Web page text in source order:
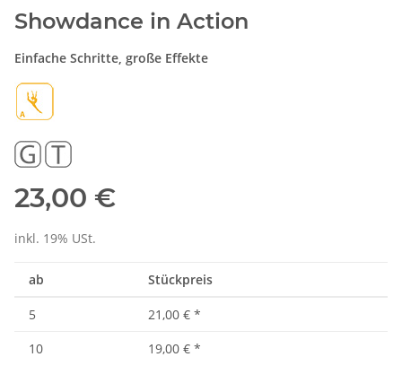
Showdance in Action
Einfache Schritte, große Effekte
23,00 €
inkl. 19% USt.
ab Stückpreis
5 21,00 € *
10
19,00 € *